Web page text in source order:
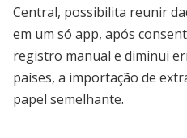
Central, possibilita reunir
em um só app, após
registro manual e diminui
países, a importação de
papel semelhante.